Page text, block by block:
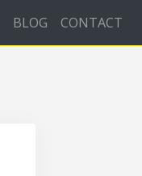
BLOG CONTACT